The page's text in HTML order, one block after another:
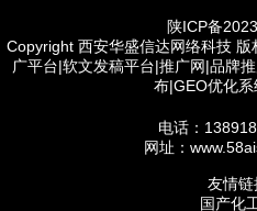
陕ICP备
Copyright 西安华盛信达网络科技
广平台|软文发稿平台|推广网|品牌
布|GEO优化
电话：
网址：
友情链
国产化